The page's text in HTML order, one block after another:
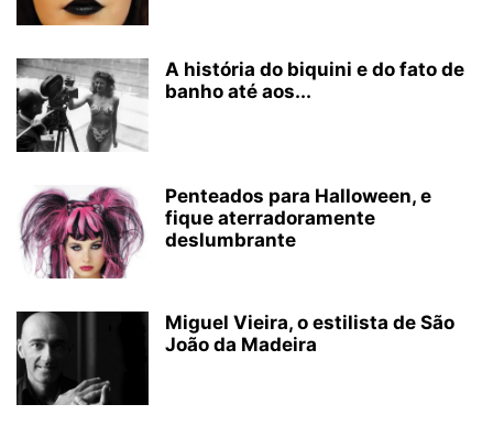
A história do biquini e do fato de
banho até aos...
Penteados para Halloween, e
fique aterradoramente
deslumbrante
Miguel Vieira, o estilista de São
João da Madeira